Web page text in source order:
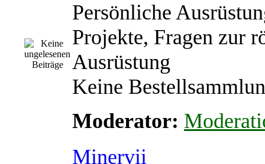
Persönliche
Projekte, Fragen zur
Ausrüstung
Keine
Moderator:
Minervii